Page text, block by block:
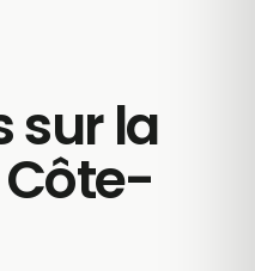
sur la